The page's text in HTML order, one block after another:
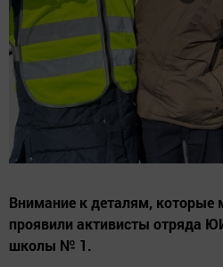
Внимание к деталям, которые
проявили активисты отряда
школы № 1.